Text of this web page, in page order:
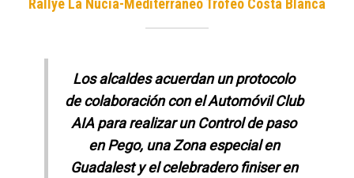
Los alcaldes acuerdan un protocolo
de colaboración con el Automóvil Club
AIA para realizar un Control de paso
en Pego, una Zona especial en
Guadalest y el celebradero finiser en